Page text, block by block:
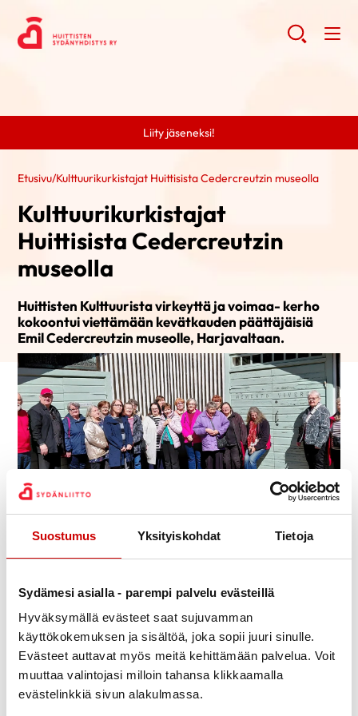
Suostumus Yksityiskohdat Tietoja
Sydämesi asialla - parempi palvelu evästeillä
Hyväksymällä evästeet saat sujuvamman
käyttökokemuksen ja sisältöä, joka sopii juuri sinulle.
Evästeet auttavat myös meitä kehittämään palvelua. Voit
muuttaa valintojasi milloin tahansa klikkaamalla
evästelinkkiä sivun alakulmassa.
Liity jäseneksi!
Etusivu/Kulttuurikurkistajat Huittisista Cedercreutzin museolla
Kulttuurikurkistajat
Huittisista Cedercreutzin
museolla
Huittisten Kulttuurista virkeyttä ja voimaa- kerho
kokoontui viettämään kevätkauden päättäjäisiä
Emil Cedercreutzin museolle, Harjavaltaan.
Teuvo Viitanen Kuvat Timo Juurikko
Julkaistu 10.5.2026
Huittisten Kulttuurikurjistajat päättivät kevätkauden
tutustumallaEmil Cedercreutzin museoon,oppaan
asiantuntevalla ja mielenkiintoisalla opastuksella.
Museolla tutustuimme myösTatsuo Hoshikan
retrospektiiviseen näyttelyynTaidetta Pohjantähden